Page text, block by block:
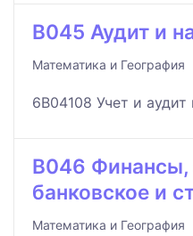
B045 Аудит и
Математика и География
6B04108 Учет и
B046 Финансы,
банковское и
Математика и География